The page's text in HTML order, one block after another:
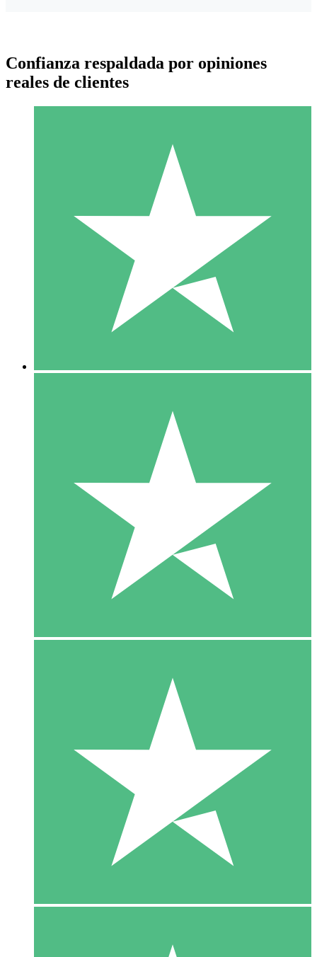
Paquetes de Créditos Individuales
Paga según el uso con créditos de descarga. Sin compromiso
10 00
10 Descargas
20 00
Confianza respaldada por opiniones
reales de clientes